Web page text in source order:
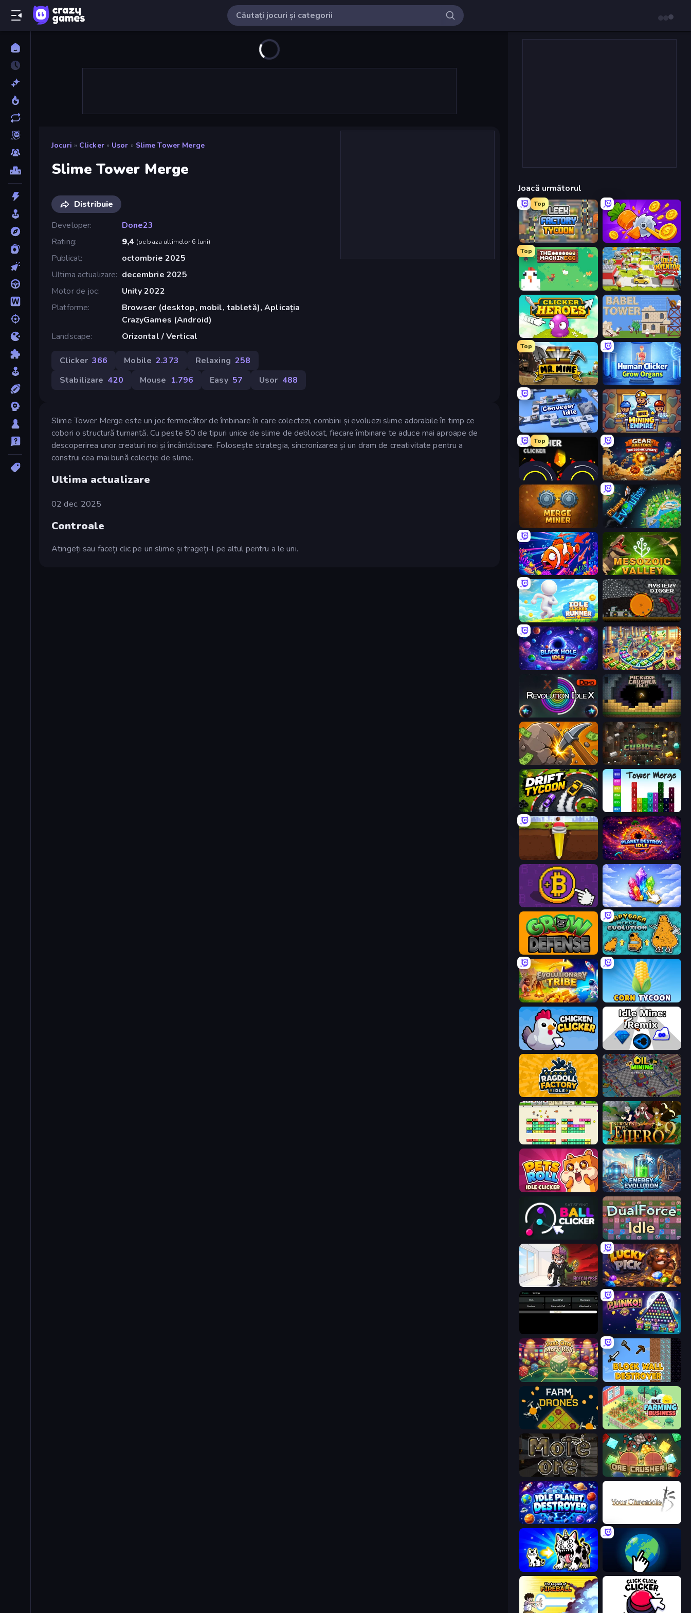
Jocuri » Clicker » Usor » Slime Tower Merge
Slime Tower Merge
Distribuie
Developer
Done23
Rating
9,4 (pe baza ultimelor 6 luni)
Publicat
octombrie 2025
Ultima actualizare
decembrie 2025
Motor de joc
Unity 2022
Platforme
Browser (desktop, mobil, tabletă), Aplicația
CrazyGames (Android)
Landscape
Orizontal / Vertical
Clicker 366 Mobile 2.373 Relaxing 258
Stabilizare 420 Mouse 1.796 Easy 57 Usor 488
Slime Tower Merge este un joc fermecător de îmbinare în care colectezi, combini și evoluezi slime adorabile în timp ce
cobori o structură turnantă. Cu peste 80 de tipuri unice de slime de deblocat, fiecare îmbinare te aduce mai aproape de
descoperirea unor creaturi noi și încântătoare. Folosește strategia, sincronizarea și un dram de creativitate pentru a
construi cea mai bună colecție de slime.
Ultima actualizare
02 dec. 2025
Controale
Atingeți sau faceți clic pe un slime și trageți-l pe altul pentru a le uni.
Joacă următorul
Top
Leek Factory Tycoon Farm Ring Idle
Top
The MachinEGG Idle Inventor
Clicker Heroes Babel Tower
Top
Mr. Mine Human Clicker: Grow Organs
Conveyor Idle Idle Mining Empire
Top
Crusher Clicker Gear Factory
Merge Miner Planet Evolution: Idle Clicker
Fish Catch Idle Cell to Singularity: Mesozoic Valley
Idle Clicker Runner Mystery Digger
Black Hole Idle Money Factory: Tycoon Idle Game
Revolution Idle X Pickaxe Crusher Idle
Mine Clicker Cubidle
Drift Tycoon Tower Merge
Pen Dig Planet Destroy Idle
Money Maker Crystalia Idle Clicker
Grow Defense Capybara Merge Evolution
Evolutionary Tribe Corn Tycoon
Chicken Clicker Idle Mine: Remix
Ragdoll Factory Idle Oil Mining 3D: Petrol Factory
Idle Breakout Incremental Epic Hero 2
Pets Roll: Idle Clicker Energy Evolution
Satisfying Ball Clicker DualForce Idle
Rotcalypse: Idle Incremental Lucky Pick
PLINKO!
Just One More Roll Block Wall Destroyer
Farm Drones Idle Farming Business
More Ore OreCrusher 2
Idle Planet Destroyer
Strange Cats Planet Clicker 2